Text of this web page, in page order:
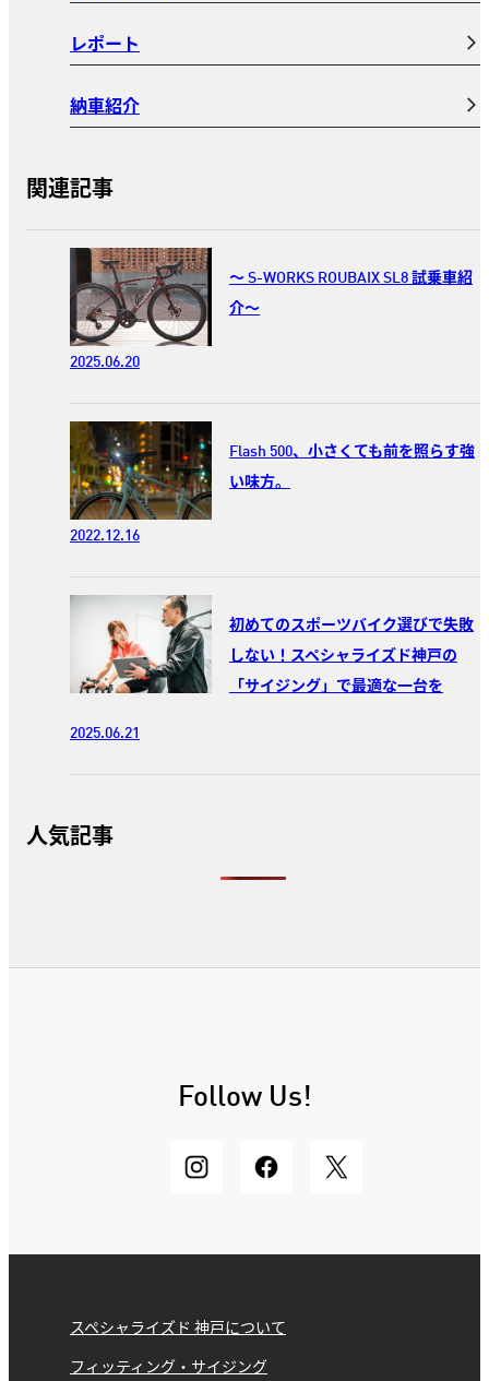
レポート
納車紹介
関連記事
～ S-WORKS ROUBAIX SL8 試乗車紹
介～
2025.06.20
Flash 500、小さくても前を照らす強
い味方。
2022.12.16
初めてのスポーツバイク選びで失敗
しない！スペシャライズド神戸の
「サイジング」で最適な一台を
2025.06.21
人気記事
Follow Us!
スペシャライズド 神戸について
フィッティング・サイジング